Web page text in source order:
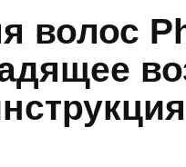
волос